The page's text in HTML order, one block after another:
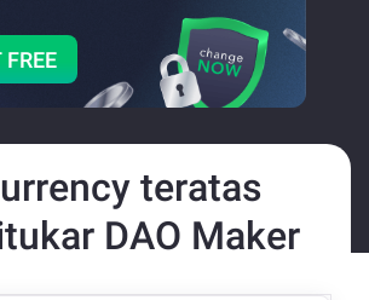
teratas
DAO Maker